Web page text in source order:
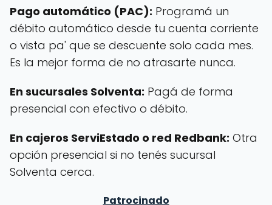
Pago automático (PAC): Programá un
débito automático desde tu cuenta corriente
o vista pa' que se descuente solo cada mes.
Es la mejor forma de no atrasarte nunca.
En sucursales Solventa: Pagá de forma
presencial con efectivo o débito.
En cajeros ServiEstado o red Redbank: Otra
opción presencial si no tenés sucursal
Solventa cerca.